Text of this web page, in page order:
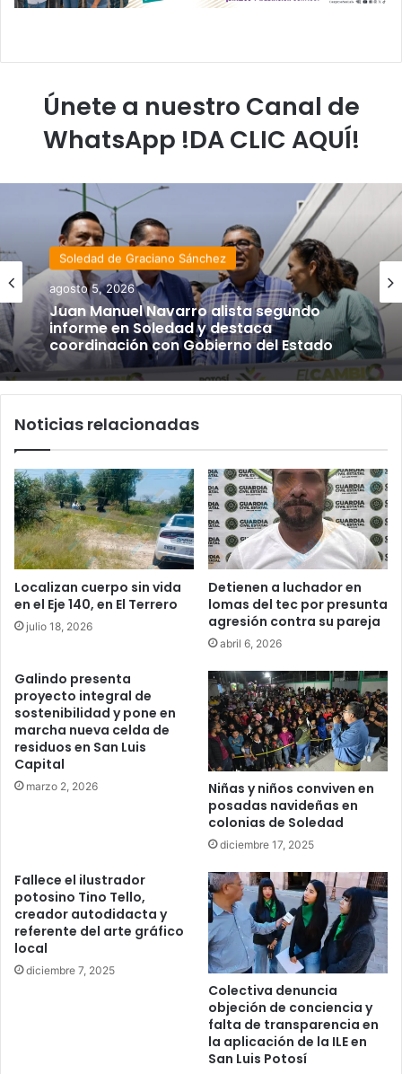
Únete a nuestro Canal de
WhatsApp !DA CLIC AQUÍ!
Soledad de Graciano Sánchez
agosto 5, 2026
Juan Manuel Navarro alista segundo
informe en Soledad y destaca
coordinación con Gobierno del Estado
Noticias relacionadas
Localizan cuerpo sin vida
en el Eje 140, en El Terrero
julio 18, 2026
Detienen a luchador en
lomas del tec por presunta
agresión contra su pareja
abril 6, 2026
Galindo presenta
proyecto integral de
sostenibilidad y pone en
marcha nueva celda de
residuos en San Luis
Capital
marzo 2, 2026
Niñas y niños conviven en
posadas navideñas en
colonias de Soledad
diciembre 17, 2025
Fallece el ilustrador
potosino Tino Tello,
creador autodidacta y
referente del arte gráfico
local
diciembre 7, 2025
Colectiva denuncia
objeción de conciencia y
falta de transparencia en
la aplicación de la ILE en
San Luis Potosí